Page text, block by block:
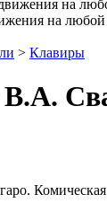
на любой
> Клавиры